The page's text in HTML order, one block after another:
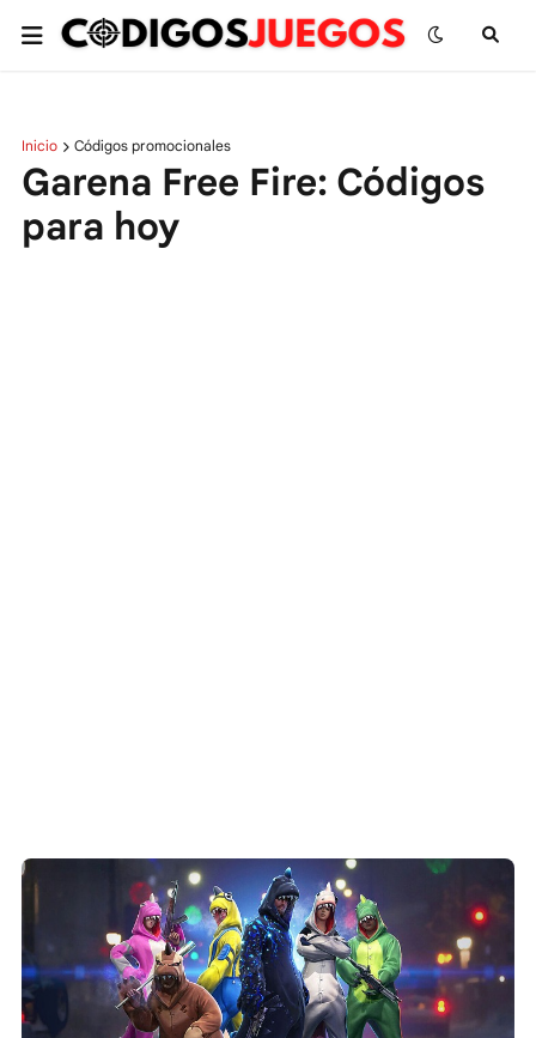
Inicio Códigos promocionales
Garena Free Fire: Códigos
para hoy